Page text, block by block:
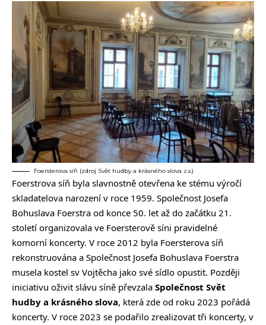
Foersterova síň (zdroj Svět hudby a krásného slova z.s.)
Foerstrova síň byla slavnostně otevřena ke stému výročí
skladatelova narození v roce 1959. Společnost Josefa
Bohuslava Foerstra od konce 50. let až do začátku 21.
století organizovala ve Foersterově síni pravidelné
komorní koncerty. V roce 2012 byla Foersterova síň
rekonstruována a Společnost Josefa Bohuslava Foerstra
musela kostel sv Vojtěcha jako své sídlo opustit. Později
iniciativu oživit slávu síně převzala Společnost Svět
hudby a krásného slova, která zde od roku 2023 pořádá
koncerty. V roce 2023 se podařilo zrealizovat tři koncerty, v